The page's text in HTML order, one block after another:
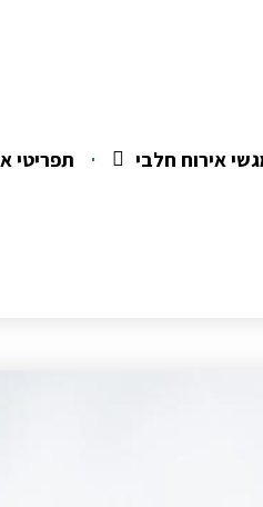
אירוח חלבי תפריטי